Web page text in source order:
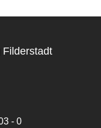
Filderstadt
- 0